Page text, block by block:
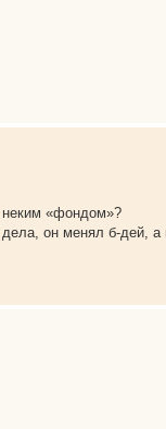
«фондом»?
он менял б-дей, а